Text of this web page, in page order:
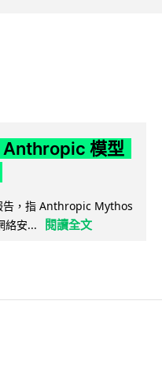
Anthropic 模型
告，指 Anthropic Mythos
絡安...
閱讀全文